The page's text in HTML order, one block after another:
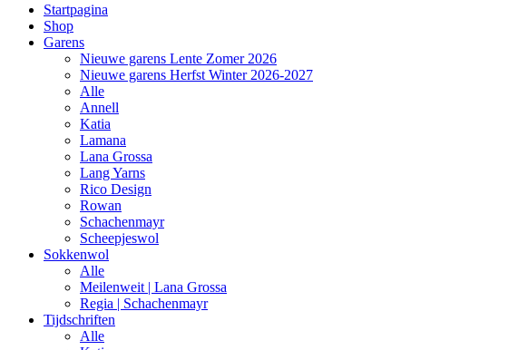
Startpagina
Shop
Garens
Nieuwe garens Lente Zomer 2026
Nieuwe garens Herfst Winter 2026-2027
Alle
Annell
Katia
Lamana
Lana Grossa
Lang Yarns
Rico Design
Rowan
Schachenmayr
Scheepjeswol
Sokkenwol
Alle
Meilenweit | Lana Grossa
Regia | Schachenmayr
Tijdschriften
Alle